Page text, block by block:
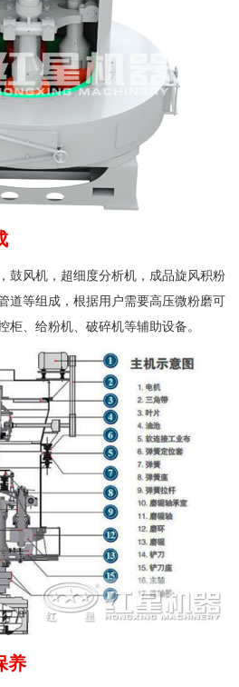
鼓风机，超细度分析机，成品旋风积粉
道等组成，根据用户需要高压微粉磨可
柜、给粉机、破碎机等辅助设备。
养